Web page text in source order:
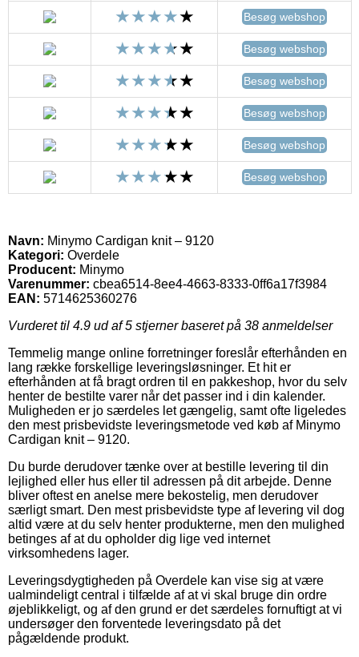
Besøg webshop
Besøg webshop
Besøg webshop
Besøg webshop
Besøg webshop
Besøg webshop
Navn: Minymo Cardigan knit – 9120
Kategori: Overdele
Producent: Minymo
Varenummer: cbea6514-8ee4-4663-8333-0ff6a17f3984
EAN: 5714625360276
Vurderet til 4.9 ud af 5 stjerner baseret på 38 anmeldelser
Temmelig mange online forretninger foreslår efterhånden en
lang række forskellige leveringsløsninger. Et hit er
efterhånden at få bragt ordren til en pakkeshop, hvor du selv
henter de bestilte varer når det passer ind i din kalender.
Muligheden er jo særdeles let gængelig, samt ofte ligeledes
den mest prisbevidste leveringsmetode ved køb af Minymo
Cardigan knit – 9120.
Du burde derudover tænke over at bestille levering til din
lejlighed eller hus eller til adressen på dit arbejde. Denne
bliver oftest en anelse mere bekostelig, men derudover
særligt smart. Den mest prisbevidste type af levering vil dog
altid være at du selv henter produkterne, men den mulighed
betinges af at du opholder dig lige ved internet
virksomhedens lager.
Leveringsdygtigheden på Overdele kan vise sig at være
ualmindeligt central i tilfælde af at vi skal bruge din ordre
øjeblikkeligt, og af den grund er det særdeles fornuftigt at vi
undersøger den forventede leveringsdato på det
pågældende produkt.